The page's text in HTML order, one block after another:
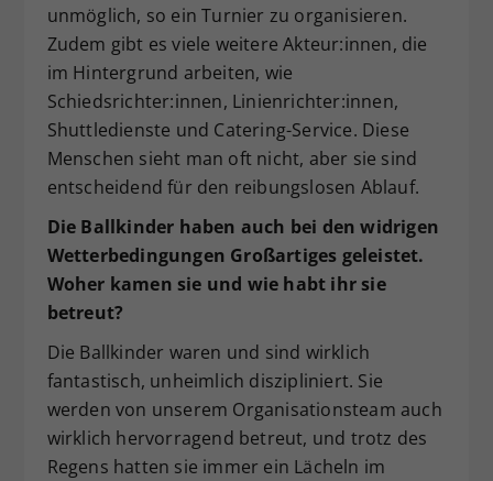
unmöglich, so ein Turnier zu organisieren.
Zudem gibt es viele weitere Akteur:innen, die
im Hintergrund arbeiten, wie
Schiedsrichter:innen, Linienrichter:innen,
Shuttledienste und Catering-Service. Diese
Menschen sieht man oft nicht, aber sie sind
entscheidend für den reibungslosen Ablauf.
Die Ballkinder haben auch bei den widrigen
Wetterbedingungen Großartiges geleistet.
Woher kamen sie und wie habt ihr sie
betreut?
Die Ballkinder waren und sind wirklich
fantastisch, unheimlich diszipliniert. Sie
werden von unserem Organisationsteam auch
wirklich hervorragend betreut, und trotz des
Regens hatten sie immer ein Lächeln im